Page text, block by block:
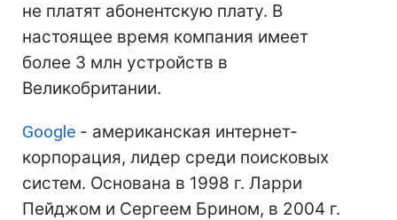
не платят абонентскую плату. В
настоящее время компания имеет
более 3 млн устройств в
Великобритании.
Google - американская интернет-
корпорация, лидер среди поисковых
систем. Основана в 1998 г. Ларри
Пейджом и Сергеем Брином, в 2004 г.